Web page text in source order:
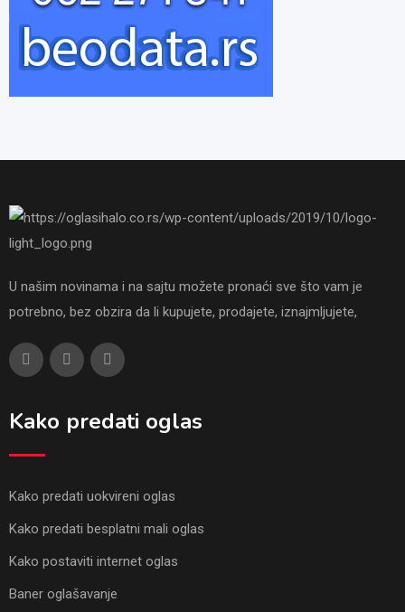
U našim novinama i na sajtu možete pronaći sve što vam je
potrebno, bez obzira da li kupujete, prodajete, iznajmljujete,
Kako predati oglas
Kako predati uokvireni oglas
Kako predati besplatni mali oglas
Kako postaviti internet oglas
Baner oglašavanje